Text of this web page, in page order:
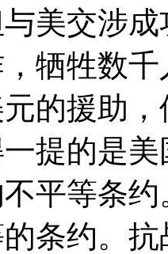
美交涉
牺牲数
的援助
提的是
平等条
条约。